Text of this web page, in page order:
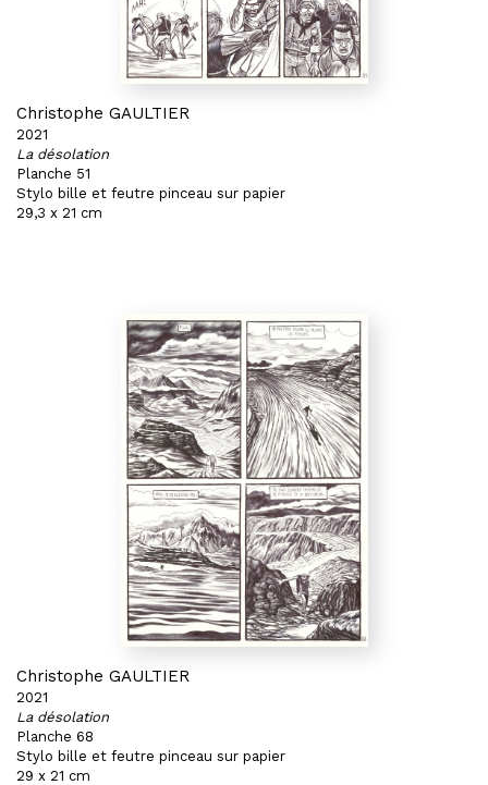
Christophe GAULTIER
2021
La désolation
Planche 51
Stylo bille et feutre pinceau sur papier
29,3 x 21 cm
Christophe GAULTIER
2021
La désolation
Planche 68
Stylo bille et feutre pinceau sur papier
29 x 21 cm